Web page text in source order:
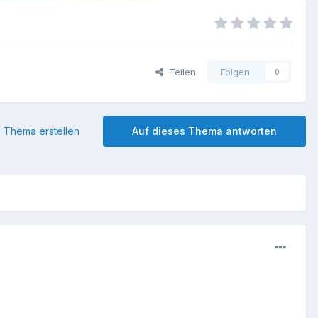
Teilen Folgen 0
Auf dieses Thema antworten
Thema erstellen